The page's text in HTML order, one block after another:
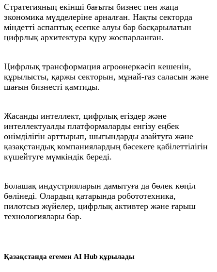
Стратегияның екінші бағыты бизнес пен жаңа
экономика мүдделеріне арналған. Нақты секторда
міндетті аспаптық есепке алуы бар басқарылатын
цифрлық архитектура құру жоспарланған.
Цифрлық трансформация агроөнеркәсіп кешенін,
құрылысты, қаржы секторын, мұнай-газ саласын және
шағын бизнесті қамтиды.
Жасанды интеллект, цифрлық егіздер және
интеллектуалды платформаларды енгізу еңбек
өнімділігін арттырып, шығындарды азайтуға және
қазақстандық компаниялардың бәсекеге қабілеттілігін
күшейтуге мүмкіндік береді.
Болашақ индустрияларын дамытуға да бөлек көңіл
бөлінеді. Олардың қатарында робототехника,
пилотсыз жүйелер, цифрлық активтер және ғарыш
технологиялары бар.
Қазақстанда егемен AI Hub құрылады